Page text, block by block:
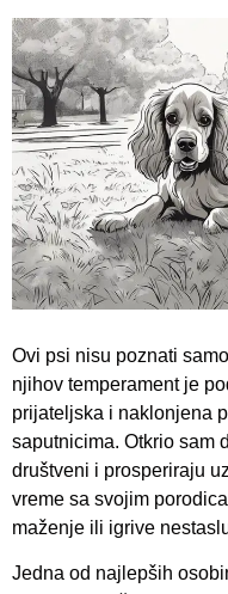
Ovi psi nisu poznati
njihov temperament je
prijateljska i naklonjena
saputnicima. Otkrio sam
društveni i prosperiraju
vreme sa svojim
maženje ili igrive
Jedna od najlepših